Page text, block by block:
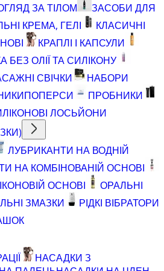
ЗА ТІЛОМ
ЗАСОБИ ДЛЯ
КРЕМА, ГЕЛІ
КЛАСИЧНІ
КРАПЛІ І КАПСУЛИ
ОЛІЇ ТА СИЛІКОНУ
СВІЧКИ
НАБОРИ
ПОПЕРСИ
ПРОБНИКИ
ЛОСЬЙОНИ
ЛУБРИКАНТИ НА ВОДНІЙ
НА КОМБІНОВАНІЙ ОСНОВІ
ОСНОВІ
ОРАЛЬНІ
ЗМАЗКИ
РІДКІ ВІБРАТОРИ
НАСАДКИ З